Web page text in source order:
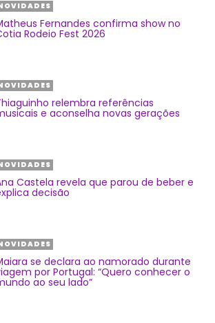
Fernandes confirma show no
Rodeio Fest 2026
relembra referências
e aconselha novas gerações
Castela revela que parou de beber e
decisão
se declara ao namorado durante
por Portugal: “Quero conhecer o
ao seu lado”